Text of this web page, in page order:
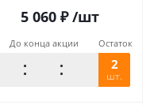
5 060₽ /шт
До конца акции Остаток
2
шт.